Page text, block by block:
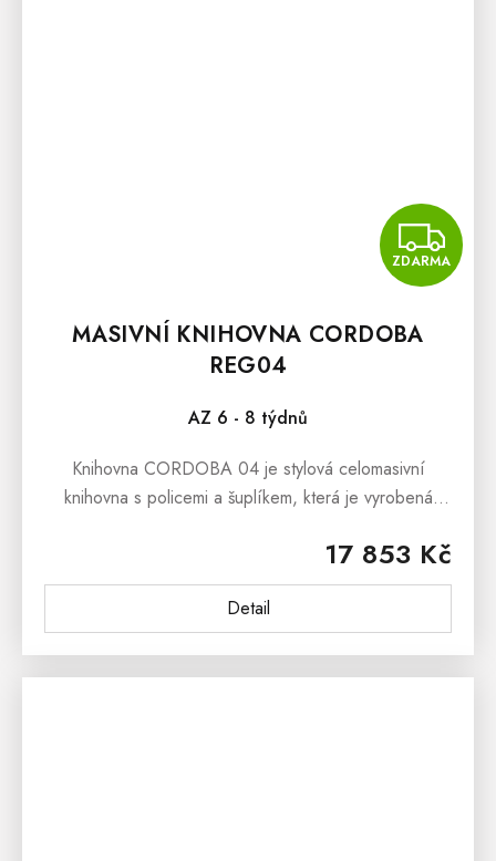
ZDARMA
MASIVNÍ KNIHOVNA CORDOBA
REG04
AZ 6 - 8 týdnů
17 853 Kč
Detail
Knihovna CORDOBA 04 je stylová celomasivní
knihovna s policemi a šuplíkem, která je vyrobená
rustikálním stylu je vhodná do všech...